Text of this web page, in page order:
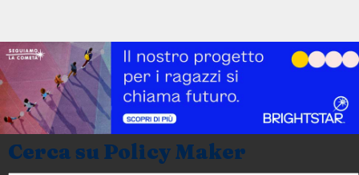
Cerca su Policy Maker